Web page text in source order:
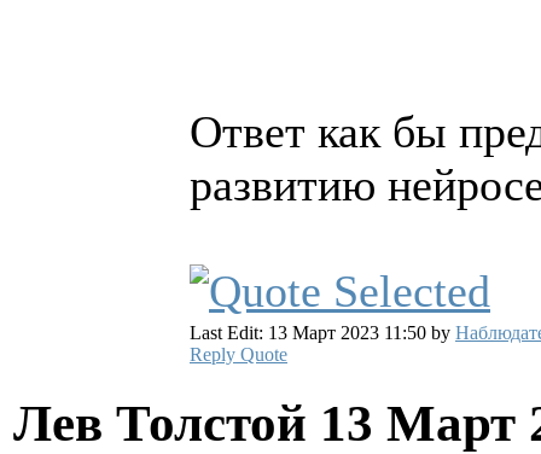
Ответ как бы
развитию
Last Edit: 13 Март 2023 11:50 by
Reply Quote
Лев Толстой 13 Март